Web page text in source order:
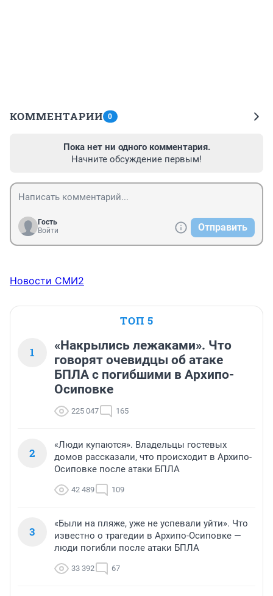
КОММЕНТАРИИ 0
Пока нет ни одного комментария.
Начните обсуждение первым!
Гость
Войти
Отправить
Новости СМИ2
ТОП 5
1
«Накрылись лежаками». Что
говорят очевидцы об атаке
БПЛА с погибшими в Архипо-
Осиповке
225 047 165
2
«Люди купаются». Владельцы гостевых
домов рассказали, что происходит в Архипо-
Осиповке после атаки БПЛА
42 489 109
3
«Были на пляже, уже не успевали уйти». Что
известно о трагедии в Архипо-Осиповке —
люди погибли после атаки БПЛА
33 392 67